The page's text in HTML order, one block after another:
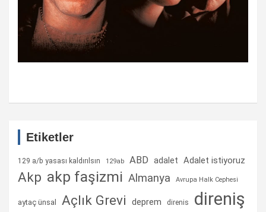
Etiketler
129 a/b yasası kaldırılsın 129ab ABD adalet Adalet istiyoruz
Akp akp faşizmi Almanya Avrupa Halk Cephesi
aytaç ünsal Açlık Grevi deprem direnis direniş